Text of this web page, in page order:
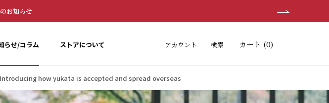
お知らせ
らせ/コラム
ストアについて
アカウント 検索 カート (0)
Introducing how yukata is accepted and spread overseas